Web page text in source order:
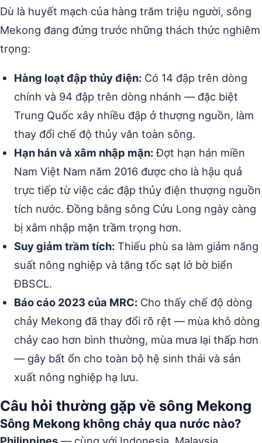
Dù là huyết mạch của hàng trăm triệu người, sông
Mekong đang đứng trước những thách thức nghiêm
trọng:
Hàng loạt đập thủy điện: Có 14 đập trên dòng
chính và 94 đập trên dòng nhánh — đặc biệt
Trung Quốc xây nhiều đập ở thượng nguồn, làm
thay đổi chế độ thủy văn toàn sông.
Hạn hán và xâm nhập mặn:Đợt hạn hán miền
Nam Việt Nam năm 2016 được cho là hậu quả
trực tiếp từ việc các đập thủy điện thượng nguồn
tích nước. Đồng bằng sông Cửu Long ngày càng
bị xâm nhập mặn trầm trọng hơn.
Suy giảm trầm tích: Thiếu phù sa làm giảm năng
suất nông nghiệp và tăng tốc sạt lở bờ biển
ĐBSCL.
Báo cáo 2023 của MRC: Cho thấy chế độ dòng
chảy Mekong đã thay đổi rõ rệt — mùa khô dòng
chảy cao hơn bình thường, mùa mưa lại thấp hơn
— gây bất ổn cho toàn bộ hệ sinh thái và sản
xuất nông nghiệp hạ lưu.
Câu hỏi thường gặp về sông Mekong
Sông Mekong không chảy qua nước nào?